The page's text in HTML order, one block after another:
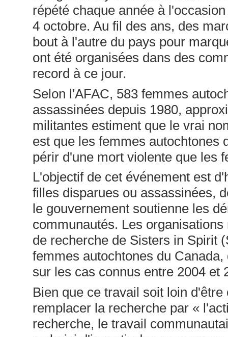
répété chaque année à
4 octobre. Au fil des ans, des
bout à l'autre du pays pour
ont été organisées dans des
record à ce jour.
Selon l'AFAC, 583 femmes
assassinées depuis 1980,
militantes estiment que le vrai
est que les femmes autochtones
périr d'une mort violente que les
L'objectif de cet événement est
filles disparues ou assassinées,
le gouvernement soutienne les
communautés. Les
de recherche de Sisters in Spirit
femmes autochtones du
sur les cas connus entre 2004 et
Bien que ce travail soit loin
remplacer la recherche par «
recherche, le travail